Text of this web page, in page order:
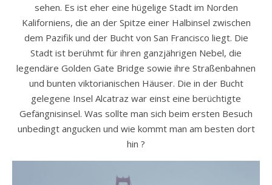
sehen. Es ist eher eine hügelige Stadt im Norden
Kaliforniens, die an der Spitze einer Halbinsel zwischen
dem Pazifik und der Bucht von San Francisco liegt. Die
Stadt ist berühmt für ihren ganzjährigen Nebel, die
legendäre Golden Gate Bridge sowie ihre Straßenbahnen
und bunten viktorianischen Häuser. Die in der Bucht
gelegene Insel Alcatraz war einst eine berüchtigte
Gefängnisinsel. Was sollte man sich beim ersten Besuch
unbedingt angucken und wie kommt man am besten dort
hin ?